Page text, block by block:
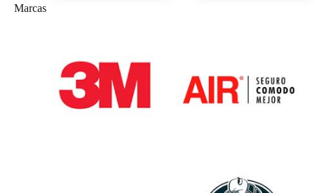
Marcas